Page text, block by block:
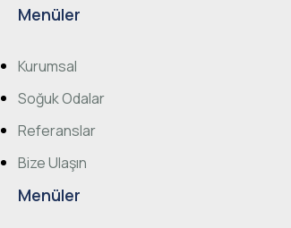
Menüler
Kurumsal
Soğuk Odalar
Referanslar
Bize Ulaşın
Menüler